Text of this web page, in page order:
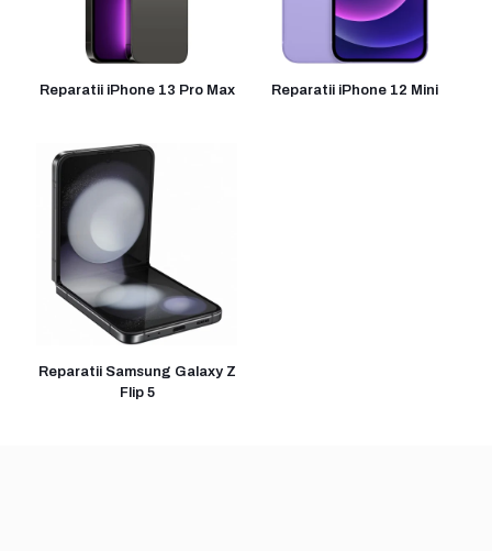
Reparatii iPhone 13 Pro Max Reparatii iPhone 12 Mini
Reparatii Samsung Galaxy Z
Flip 5